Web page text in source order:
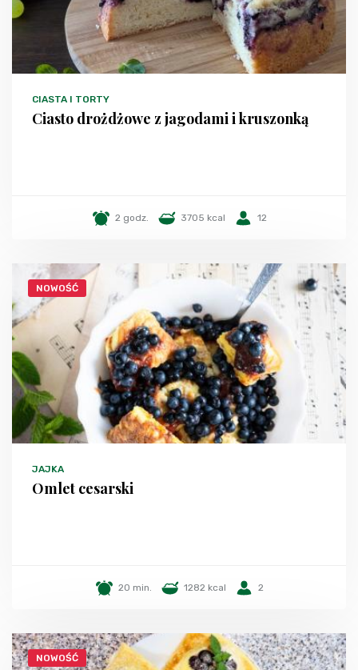
CIASTA I TORTY
Ciasto drożdżowe z jagodami i kruszonką
2 godz. 3705 kcal 12
NOWOŚĆ
JAJKA
Omlet cesarski
20 min. 1282 kcal 2
NOWOŚĆ